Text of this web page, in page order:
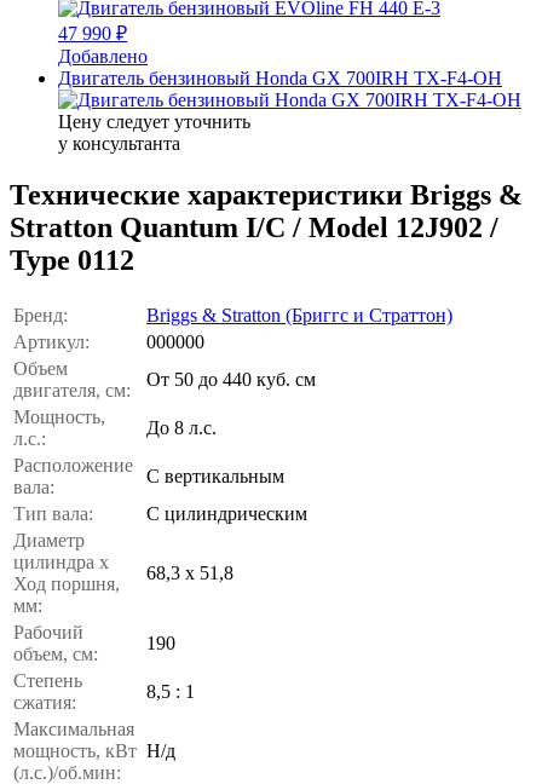
47 990 ₽
Добавлено
Двигатель бензиновый Honda GX 700IRH TX-F4-OH
Цену следует уточнить
у консультанта
Технические характеристики Briggs &
Stratton Quantum I/C / Model 12J902 /
Type 0112
Бренд:
Briggs & Stratton (Бриггс и Страттон)
Артикул:
000000
Объем
двигателя, см:
От 50 до 440 куб. см
Мощность,
л.с.:
До 8 л.с.
Расположение
вала:
С вертикальным
Тип вала:
С цилиндрическим
Диаметр
цилиндра x
Ход поршня,
мм:
68,3 x 51,8
Рабочий
объем, см:
190
Степень
сжатия:
8,5 : 1
Максимальная
мощность, кВт
(л.с.)/об.мин:
Н/д